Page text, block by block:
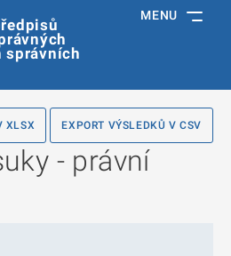
správních
MENU
XLSX EXPORT VÝSLEDKŮ V CSV
- právní